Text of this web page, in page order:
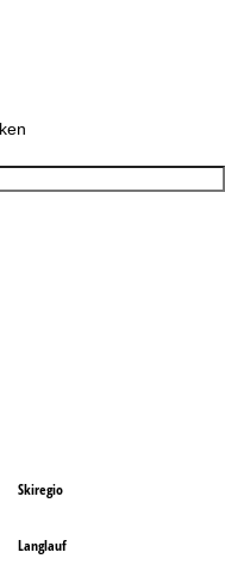
Skiregio
Langlauf